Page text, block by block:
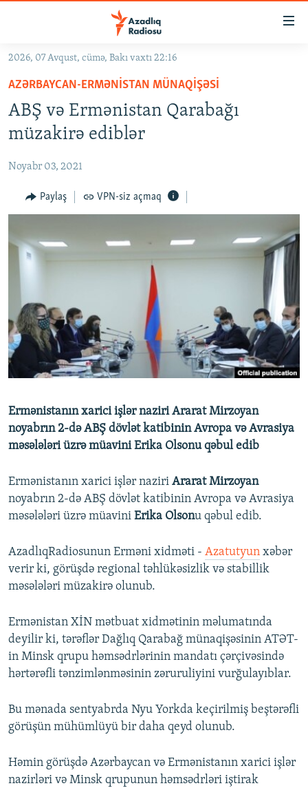
Əsas
qayıt
Əsas
naviqasiyaya
qayıt
Axtarışa
KORRUPSIOMETR
FƏRQƏ BAX
QANUNI DOĞRU
MULTIMEDIA
İNFOQRAFIKA
KARIKATURA
AZƏRBAYCAN ƏDƏBIYYATI KITABXANASI
İSLAM VƏ DEMOKRATIYA
İZ - MƏDƏNIYYƏT PROQRAMI
MISSIYAMIZ
PEŞƏ ETIKASI VƏ JURNALISTIKA STANDARTLARIMIZ
MATERIALLARIMIZDAN ISTIFADƏ
BIZIMLƏ ƏLAQƏ
XƏBƏR BÜLLETENLƏRIMIZ
BIZI IZLƏ
2026, 07 Avqust, cümə, Bakı vaxtı 22:16
AZƏRBAYCAN-ERMƏNISTAN MÜNAQIŞƏSI
ABŞ və Ermənistan Qarabağı
müzakirə ediblər
Noyabr 03, 2021
Paylaş VPN-siz açmaq
Ermənistanın xarici işlər naziri Ararat Mirzoyan
noyabrın 2-də ABŞ dövlət katibinin Avropa və Avrasiya
məsələləri üzrə müavini Erika Olsonu qəbul edib
Ermənistanın xarici işlər naziri Ararat Mirzoyan
noyabrın 2-də ABŞ dövlət katibinin Avropa və Avrasiya
məsələləri üzrə müavini Erika Olsonu qəbul edib.
AzadlıqRadiosunun Erməni xidməti - Azatutyun xəbər
verir ki, görüşdə regional təhlükəsizlik və stabillik
məsələləri müzakirə olunub.
Ermənistan XİN mətbuat xidmətinin məlumatında
deyilir ki, tərəflər Dağlıq Qarabağ münaqişəsinin ATƏT-
in Minsk qrupu həmsədrlərinin mandatı çərçivəsində
hərtərəfli tənzimlənməsinin zəruruliyini vurğulayıblar.
Bu mənada sentyabrda Nyu Yorkda keçirilmiş beştərəfli
görüşün mühümlüyü bir daha qeyd olunub.
Həmin görüşdə Azərbaycan və Ermənistanın xarici işlər
nazirləri və Minsk qrupunun həmsədrləri iştirak